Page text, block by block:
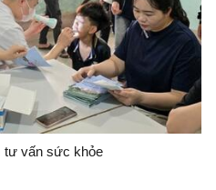
tư vấn sức khỏe